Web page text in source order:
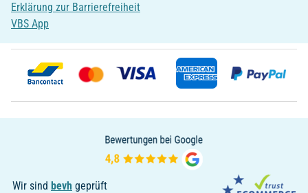
Erklärung zur Barrierefreiheit
VBS App
Wir sind bevh geprüft